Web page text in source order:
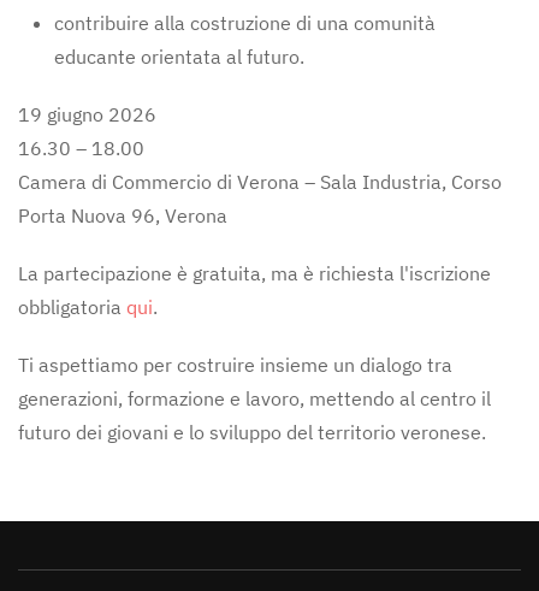
contribuire alla costruzione di una comunità
educante orientata al futuro.
19 giugno 2026
16.30 – 18.00
Camera di Commercio di Verona – Sala Industria, Corso
Porta Nuova 96, Verona
La partecipazione è gratuita, ma è richiesta l'iscrizione
obbligatoria qui.
Ti aspettiamo per costruire insieme un dialogo tra
generazioni, formazione e lavoro, mettendo al centro il
futuro dei giovani e lo sviluppo del territorio veronese.